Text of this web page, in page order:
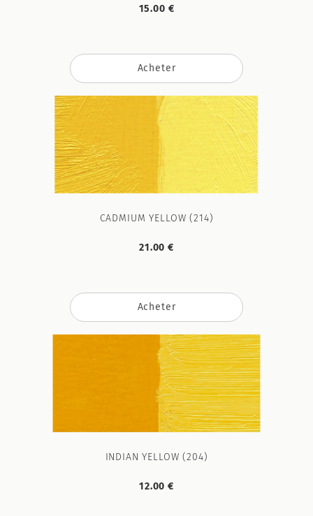
15.00 €
Acheter
CADMIUM YELLOW (214)
21.00 €
Acheter
INDIAN YELLOW (204)
12.00 €